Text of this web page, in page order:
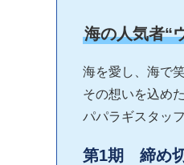
海の人気者“
海を愛し、海で
その想いを込め
パパラギスタッ
第1期 締め